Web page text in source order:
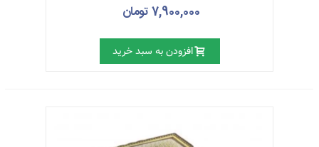
7,900,000 تومان
افزودن به سبد خرید